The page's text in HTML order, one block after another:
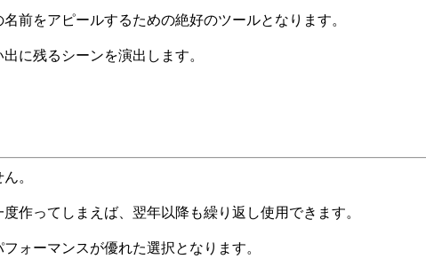
前をアピールするための絶好のツールとなります。
に残るシーンを演出します。
。
作ってしまえば、翌年以降も繰り返し使用できます。
ォーマンスが優れた選択となります。